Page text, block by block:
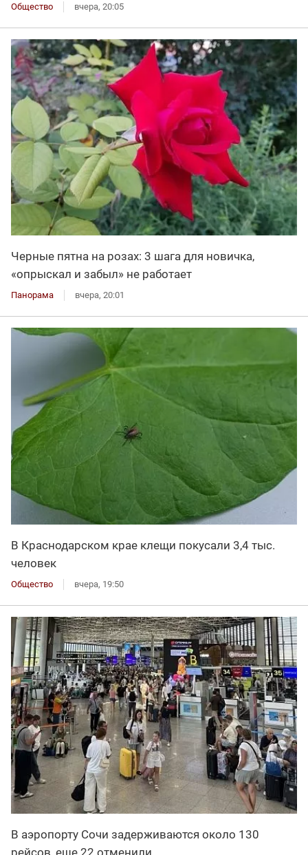
Общество вчера, 20:05
Черные пятна на розах: 3 шага для новичка,
«опрыскал и забыл» не работает
Панорама вчера, 20:01
В Краснодарском крае клещи покусали 3,4 тыс.
человек
Общество вчера, 19:50
В аэропорту Сочи задерживаются около 130
рейсов, еще 22 отменили